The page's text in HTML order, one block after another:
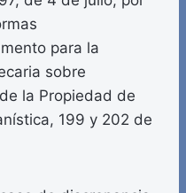
para la
sobre
la Propiedad de
199 y 202 de